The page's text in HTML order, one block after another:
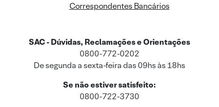
Correspondentes Bancários
SAC - Dúvidas, Reclamações e Orientações
0800-772-0202
De segunda a sexta-feira das 09hs às 18hs
Se não estiver satisfeito:
0800-722-3730